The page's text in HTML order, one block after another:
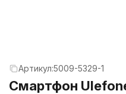
Артикул:5009-5329-1
Смартфон